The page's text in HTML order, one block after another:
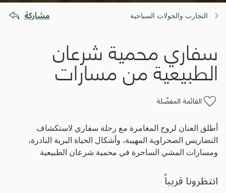
التجارب والجولات السياحية مشاركة
سفاري محمية شرعان
الطبيعية من مسارات
القائمة المفضّلة
أطلق العنان لروح المغامرة مع رحلة سفاري لاستكشاف
التضاريس الصحراوية المهيبة، وأشكال الحياة البرية النادرة،
ومسارات المشي الساحرة في محمية شرعان الطبيعية
انتظرونا قريباً